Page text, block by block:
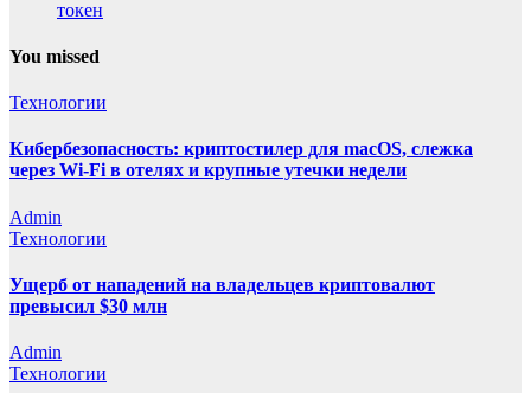
токен
You missed
Технологии
Кибербезопасность: криптостилер для macOS, слежка
через Wi-Fi в отелях и крупные утечки недели
Admin
Технологии
Ущерб от нападений на владельцев криптовалют
превысил $30 млн
Admin
Технологии